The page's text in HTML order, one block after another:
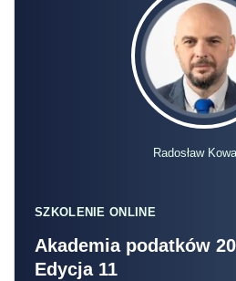
Radosław
SZKOLENIE ONLINE
Akademia podatków
Edycja 11